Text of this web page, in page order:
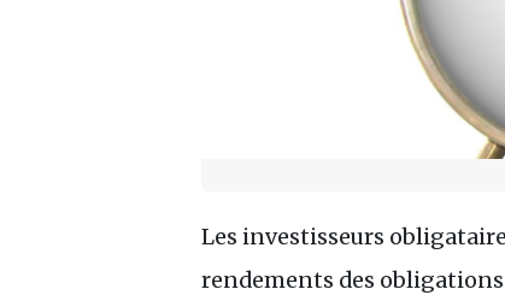
Les investisseurs
rendements des